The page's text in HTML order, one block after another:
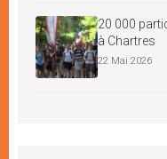
20 000
à Chartres
22 Mai 2026